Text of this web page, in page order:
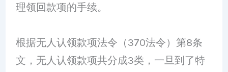
理领回款项的手续。
根据无人认领款项法令（370法令）第8条
文，无人认领款项共分成3类，一旦到了特